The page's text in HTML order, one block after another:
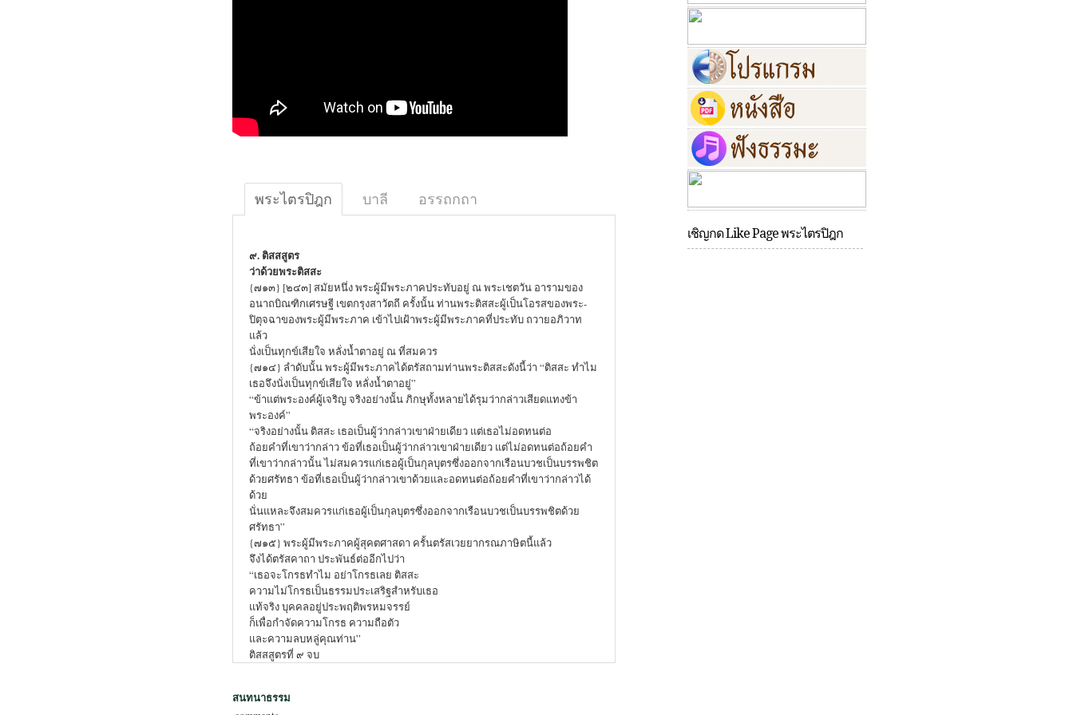
พระไตรปิฎก บาลี อรรถกถา
๙. ติสสสูตร
ว่าด้วยพระติสสะ
{๗๑๓} [๒๔๓] สมัยหนึ่ง พระผู้มีพระภาคประทับอยู่ ณ พระเชตวัน อารามของ
อนาถบิณฑิกเศรษฐี เขตกรุงสาวัตถี ครั้งนั้น ท่านพระติสสะผู้เป็นโอรสของพระ-
ปิตุจฉาของพระผู้มีพระภาค เข้าไปเฝ้าพระผู้มีพระภาคที่ประทับ ถวายอภิวาท
แล้ว
นั่งเป็นทุกข์เสียใจ หลั่งน้ำตาอยู่ ณ ที่สมควร
{๗๑๔} ลำดับนั้น พระผู้มีพระภาคได้ตรัสถามท่านพระติสสะดังนี้ว่า “ติสสะ ทำไม
เธอจึงนั่งเป็นทุกข์เสียใจ หลั่งน้ำตาอยู่”
“ข้าแต่พระองค์ผู้เจริญ จริงอย่างนั้น ภิกษุทั้งหลายได้รุมว่ากล่าวเสียดแทงข้า
พระองค์”
“จริงอย่างนั้น ติสสะ เธอเป็นผู้ว่ากล่าวเขาฝ่ายเดียว แต่เธอไม่อดทนต่อ
ถ้อยคำที่เขาว่ากล่าว ข้อที่เธอเป็นผู้ว่ากล่าวเขาฝ่ายเดียว แต่ไม่อดทนต่อถ้อยคำ
ที่เขาว่ากล่าวนั้น ไม่สมควรแก่เธอผู้เป็นกุลบุตรซึ่งออกจากเรือนบวชเป็นบรรพชิต
ด้วยศรัทธา ข้อที่เธอเป็นผู้ว่ากล่าวเขาด้วยและอดทนต่อถ้อยคำที่เขาว่ากล่าวได้
ด้วย
นั่นแหละจึงสมควรแก่เธอผู้เป็นกุลบุตรซึ่งออกจากเรือนบวชเป็นบรรพชิตด้วย
ศรัทธา”
{๗๑๕} พระผู้มีพระภาคผู้สุคตศาสดา ครั้นตรัสเวยยากรณภาษิตนี้แล้ว
จึงได้ตรัสคาถา ประพันธ์ต่ออีกไปว่า
“เธอจะโกรธทำไม อย่าโกรธเลย ติสสะ
ความไม่โกรธเป็นธรรมประเสริฐสำหรับเธอ
แท้จริง บุคคลอยู่ประพฤติพรหมจรรย์
ก็เพื่อกำจัดความโกรธ ความถือตัว
และความลบหลู่คุณท่าน”
ติสสสูตรที่ ๙ จบ
สนทนาธรรม
เชิญกด Like Page พระไตรปิฎก